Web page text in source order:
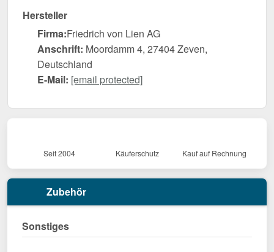
Hersteller
Firma:Friedrich von Lien AG
Anschrift: Moordamm 4, 27404 Zeven,
Deutschland
E-Mail: [email protected]
Seit 2004 Käuferschutz Kauf auf Rechnung
Zubehör
Sonstiges